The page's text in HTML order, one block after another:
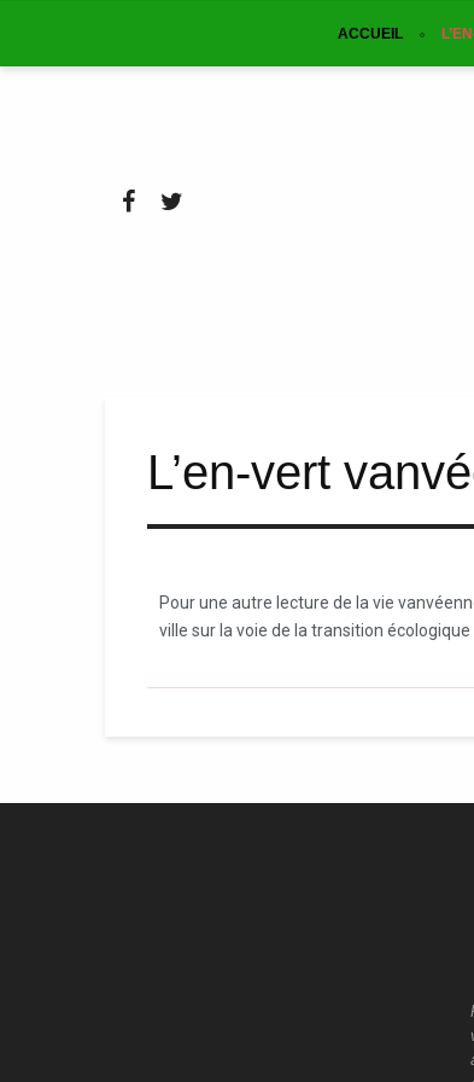
ACCUEIL
L’en-vert
Pour une autre lecture de la vie
ville sur la voie de la transition écologique